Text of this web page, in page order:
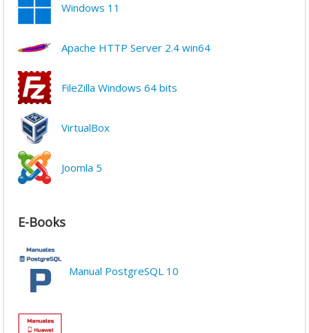
Windows 11
Apache HTTP Server 2.4 win64
FileZilla Windows 64 bits
VirtualBox
Joomla 5
E-Books
Manual PostgreSQL 10